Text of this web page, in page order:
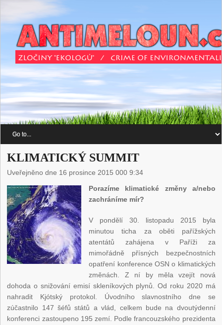
KLIMATICKÝ SUMMIT
Uveřejněno dne 16 prosince 2015 000 9:34
Porazíme klimatické změny a/nebo
zachráníme mír?
V pondělí 30. listopadu 2015 byla
minutou ticha za oběti pařížských
atentátů zahájena v Paříži za
mimořádně přísných bezpečnostních
opatření konference OSN o klimatických
změnách. Z ní by měla vzejít nová
dohoda o snižování emisí skleníkových plynů. Od roku 2020 má
nahradit Kjótský protokol. Úvodního slavnostního dne se
zúčastnilo 147 šéfů států a vlád, celkem bude na dvoutýdenní
konferenci zastoupeno 195 zemí. Podle francouzského prezidenta